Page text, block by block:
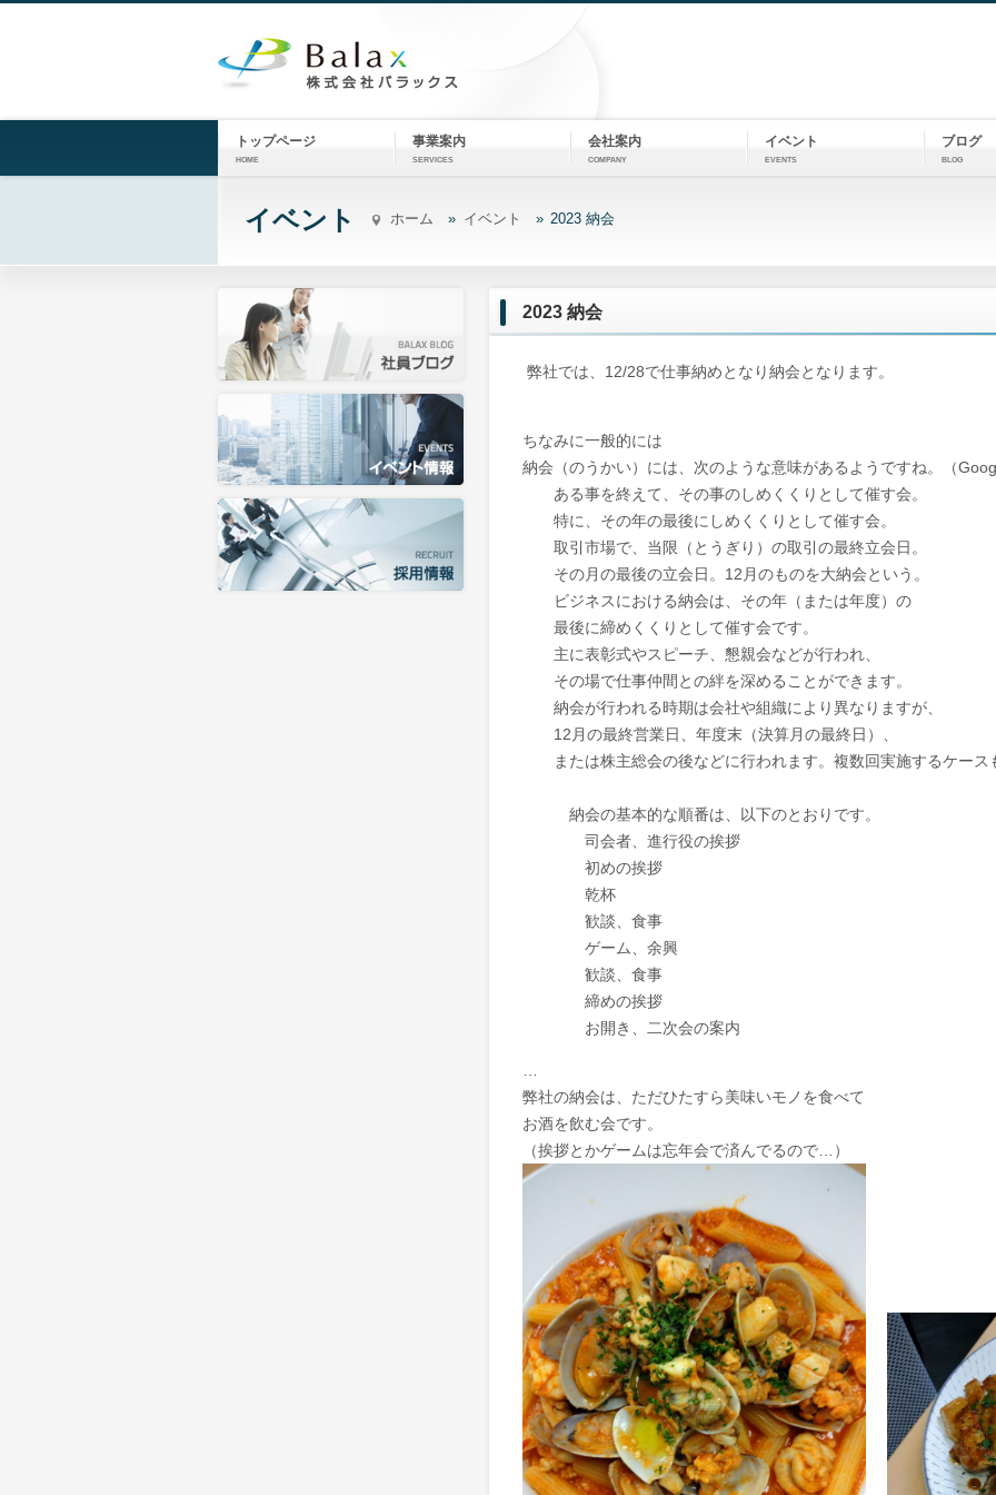
トップページ
HOME
事業案内
SERVICES
会社案内
COMPANY
イベント
EVENTS
ブログ
BLOG
イベント ホーム イベント 2023 納会
2023 納会
弊社では、12/28で仕事納めとなり納会となります。
ちなみに一般的には
納会（のうかい）には、次のような意味があるようですね。（
ある事を終えて、その事のしめくくりとして催す会。
特に、その年の最後にしめくくりとして催す会。
取引市場で、当限（とうぎり）の取引の最終立会日。
その月の最後の立会日。12月のものを大納会という。
ビジネスにおける納会は、その年（または年度）の
最後に締めくくりとして催す会です。
主に表彰式やスピーチ、懇親会などが行われ、
その場で仕事仲間との絆を深めることができます。
納会が行われる時期は会社や組織により異なりますが、
12月の最終営業日、年度末（決算月の最終日）、
または株主総会の後などに行われます。複数回実施するケース
納会の基本的な順番は、以下のとおりです。
司会者、進行役の挨拶
初めの挨拶
乾杯
歓談、食事
ゲーム、余興
歓談、食事
締めの挨拶
お開き、二次会の案内
弊社の納会は、ただひたすら美味いモノを食べて
お酒を飲む会です。
（挨拶とかゲームは忘年会で済んでるので…）